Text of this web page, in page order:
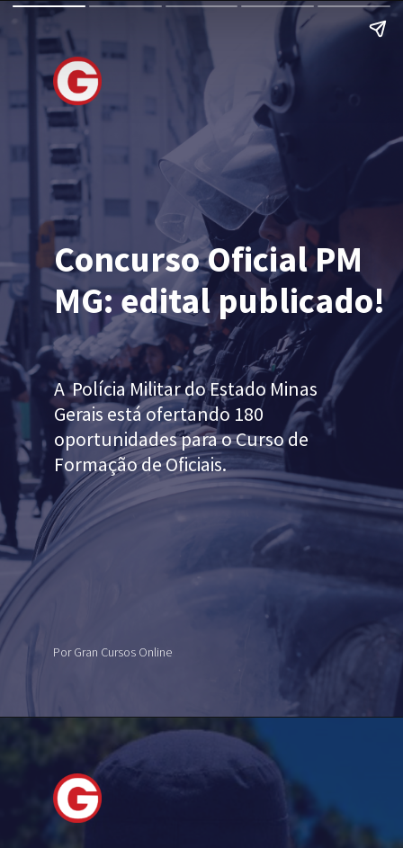
Concurso Oficial PM
MG: edital publicado!
APolícia Militar do Estado Minas
Gerais está ofertando 180
oportunidadespara o Curso de
Formação de Oficiais.
Por Gran Cursos Online